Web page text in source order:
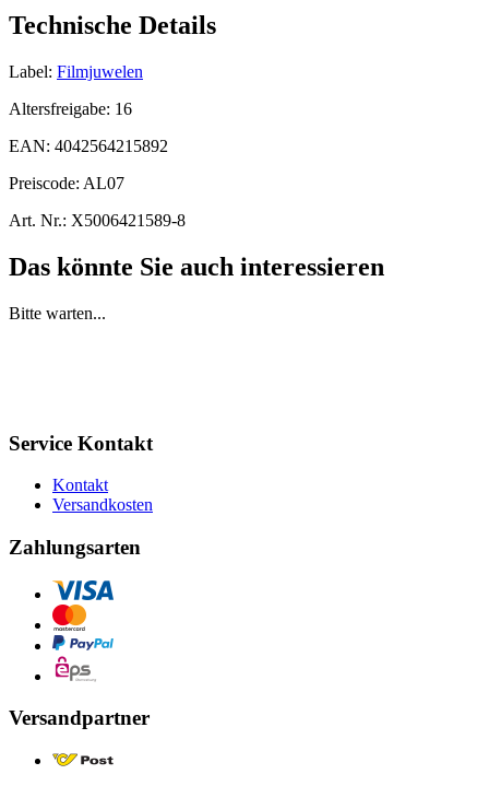
Technische Details
Label: Filmjuwelen
Altersfreigabe: 16
EAN: 4042564215892
Preiscode: AL07
Art. Nr.: X5006421589-8
Das könnte Sie auch interessieren
Bitte warten...
Service Kontakt
Kontakt
Versandkosten
Zahlungsarten
Versandpartner